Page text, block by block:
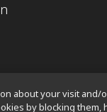
about your visit
by blocking